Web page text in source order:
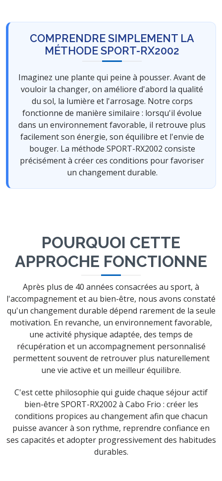
COMPRENDRE SIMPLEMENT LA
MÉTHODE SPORT-RX2002
Imaginez une plante qui peine à pousser. Avant de
vouloir la changer, on améliore d'abord la qualité
du sol, la lumière et l'arrosage. Notre corps
fonctionne de manière similaire : lorsqu'il évolue
dans un environnement favorable, il retrouve plus
facilement son énergie, son équilibre et l'envie de
bouger. La méthode SPORT-RX2002 consiste
précisément à créer ces conditions pour favoriser
un changement durable.
POURQUOI CETTE
APPROCHE FONCTIONNE
Après plus de 40 années consacrées au sport, à
l'accompagnement et au bien-être, nous avons constaté
qu'un changement durable dépend rarement de la seule
motivation. En revanche, un environnement favorable,
une activité physique adaptée, des temps de
récupération et un accompagnement personnalisé
permettent souvent de retrouver plus naturellement
une vie active et un meilleur équilibre.
C'est cette philosophie qui guide chaque séjour actif
bien-être SPORT-RX2002 à Cabo Frio : créer les
conditions propices au changement afin que chacun
puisse avancer à son rythme, reprendre confiance en
ses capacités et adopter progressivement des habitudes
durables.